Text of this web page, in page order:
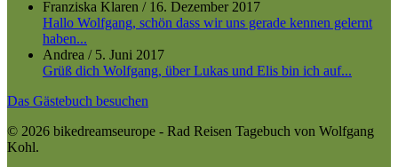
Franziska Klaren / 16. Dezember 2017
Hallo Wolfgang, schön dass wir uns gerade kennen gelernt
haben...
Andrea / 5. Juni 2017
Grüß dich Wolfgang, über Lukas und Elis bin ich auf...
Das Gästebuch besuchen
© 2026 bikedreamseurope - Rad Reisen Tagebuch von Wolfgang
Kohl.